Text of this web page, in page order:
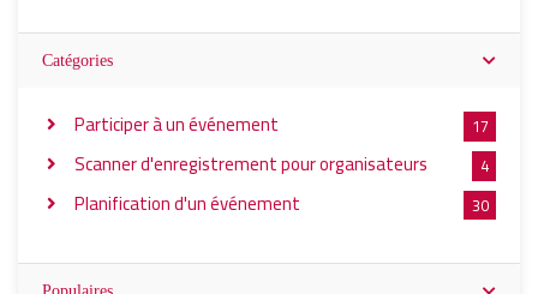
Catégories
Participer à un événement 17
Scanner d'enregistrement pour organisateurs 4
Planification d'un événement 30